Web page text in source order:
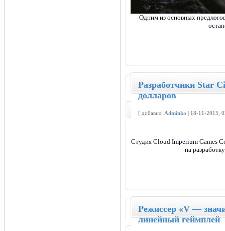
Одним из основных
Разработчики Star
долларов
[ добавил: Adminko | 18-11-2015,
Студия Cloud Imperium Games
на
Режиссер «V —
линейный геймплей